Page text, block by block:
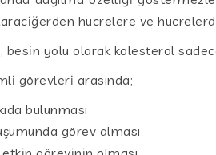
hücrelere ve
besin yolu olarak kolesterol
görevleri arasında;
bulunması
görev alması